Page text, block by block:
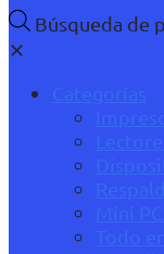
Búsqueda de
✕
Categorías
Mini
Todo